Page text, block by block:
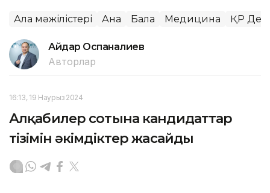
Алқа мәжілістері Ана Бала Медицина ҚР
Айдар Оспаналиев
Авторлар
16:13, 19 Наурыз 2024
Алқабилер сотына кандидаттар
тізімін әкімдіктер жасайды